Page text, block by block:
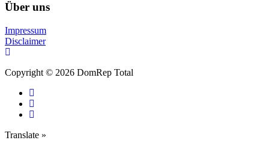
Über uns
Impressum
Disclaimer
Copyright © 2026 DomRep Total
Translate »